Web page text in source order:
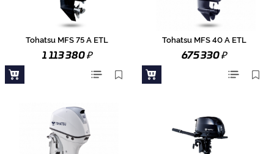
Tohatsu MFS 75 A ETL
1 113 380₽
Tohatsu MFS 40 A ETL
675 330₽